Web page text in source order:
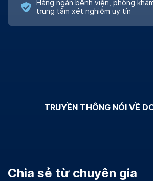
Hàng ngàn bệnh viện, phòng
trung tâm xét nghiệm uy tín
TRUYỀN THÔNG NÓI VỀ
Chia sẻ từ chuyên gia